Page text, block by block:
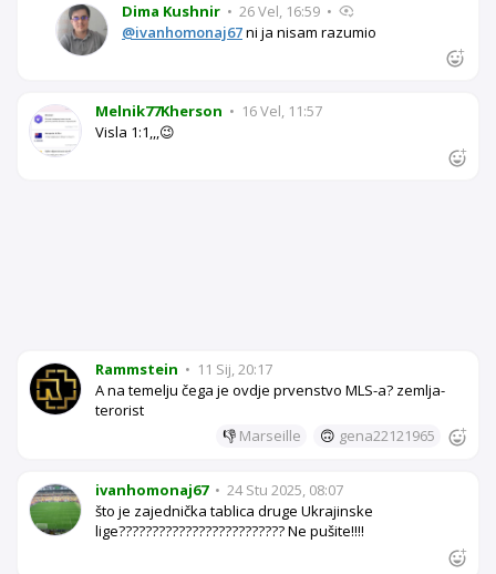
Dima Kushnir • 26 Vel, 16:59 •
@ivanhomonaj67ni ja nisam razumio
Melnik77Kherson • 16 Vel, 11:57
Visla 1:1,,,😉
Rammstein • 11 Sij, 20:17
A na temelju čega je ovdje prvenstvo MLS-a? zemlja-
terorist
👎 Marseille 🙃 gena22121965
ivanhomonaj67 • 24 Stu 2025, 08:07
što je zajednička tablica druge Ukrajinske
lige????????????????????????? Ne pušite!!!!